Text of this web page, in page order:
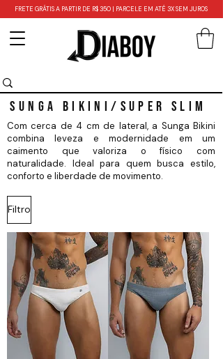
FRETE GRÁTIS A PARTIR DE R$ 350 | PARCELE EM ATÉ 3X SEM JUROS
SUNGA BIKINI/SUPER SLIM
Com cerca de 4 cm de lateral, a Sunga Bikini
combina leveza e modernidade em um
caimento que valoriza o físico com
naturalidade. Ideal para quem busca estilo,
conforto e liberdade de movimento.
Filtro